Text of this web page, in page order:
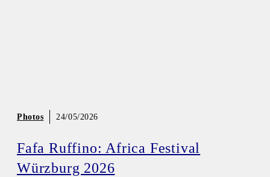
Photos 24/05/2026
Fafa Ruffino: Africa Festival
Würzburg 2026